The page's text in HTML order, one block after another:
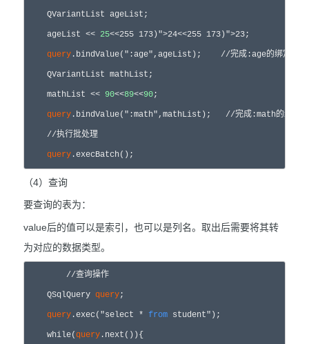
    QVariantList ageList;
    ageList <<
25<<255 173)">24<<255 173)">23;
query .bindValue(":age",ageList);    //完成:age的绑定
    QVariantList mathList;
    mathList <<
90<<89<<90;
query .bindValue(":math",mathList);   //完成:math的绑定
    //执行批处理
query .execBatch();
（4）查询
要查询的表为：
value后的值可以是索引，也可以是列名。取出后需要将其转
为对应的数据类型。
    QSqlQuery
query;
query .exec("select * from student");
    while(
query .next()){